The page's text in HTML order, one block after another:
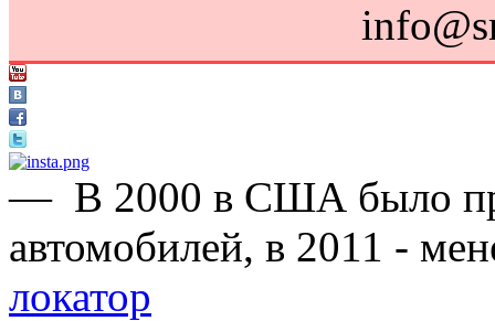
— В 2000 в США было
автомобилей, в 2011 -
локатор